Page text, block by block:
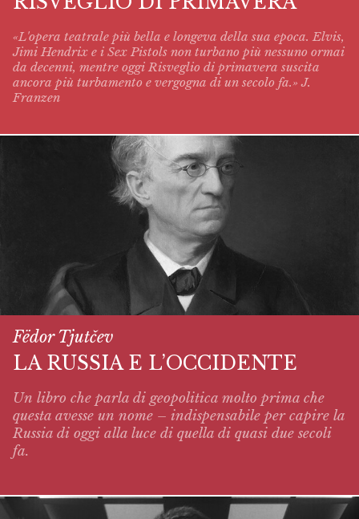
«L'opera teatrale più bella e longeva della sua epoca. Elvis,
Jimi Hendrix e i Sex Pistols non turbano più nessuno ormai
da decenni, mentre oggi Risveglio di primavera suscita
ancora più turbamento e vergogna di un secolo fa.» J.
Franzen
Fëdor Tjutčev
LA RUSSIA E L’OCCIDENTE
Un libro che parla di geopolitica molto prima che
questa avesse un nome – indispensabile per capire la
Russia di oggi alla luce di quella di quasi due secoli
fa.